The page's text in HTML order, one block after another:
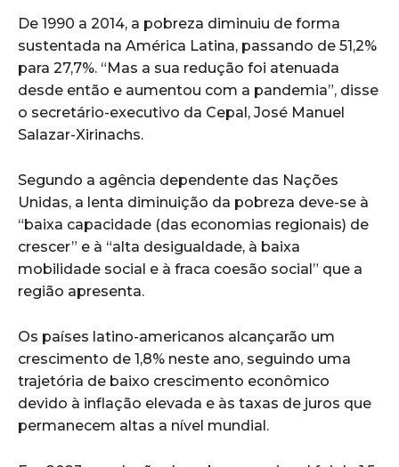
De 1990 a 2014, a pobreza diminuiu de forma
sustentada na América Latina, passando de 51,2%
para 27,7%. “Mas a sua redução foi atenuada
desde então e aumentou com a pandemia”, disse
o secretário-executivo da Cepal, José Manuel
Salazar-Xirinachs.
Segundo a agência dependente das Nações
Unidas, a lenta diminuição da pobreza deve-se à
“baixa capacidade (das economias regionais) de
crescer” e à “alta desigualdade, à baixa
mobilidade social e à fraca coesão social” que a
região apresenta.
Os países latino-americanos alcançarão um
crescimento de 1,8% neste ano, seguindo uma
trajetória de baixo crescimento econômico
devido à inflação elevada e às taxas de juros que
permanecem altas a nível mundial.